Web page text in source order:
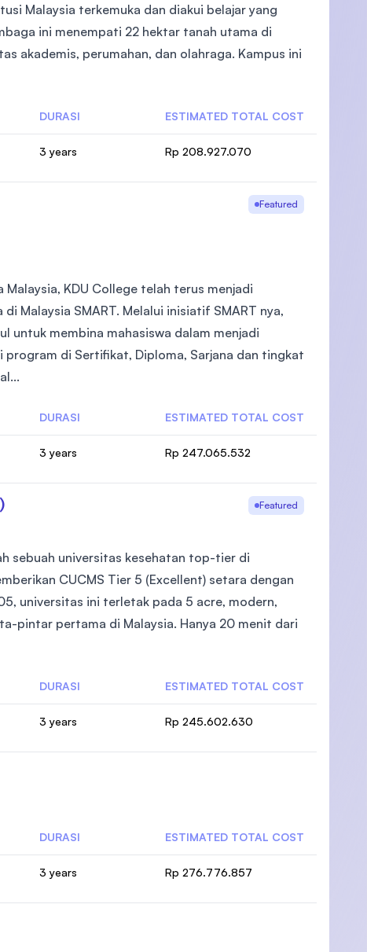
Malaysia terkemuka dan diakui belajar yang
ini menempati 22 hektar tanah utama di
akademis, perumahan, dan olahraga. Kampus ini
DURASI ESTIMATED TOTAL COST
3 years Rp 208.927.070
Featured
KDU College telah terus menjadi
Malaysia SMART. Melalui inisiatif SMART nya,
untuk membina mahasiswa dalam menjadi
program di Sertifikat, Diploma, Sarjana dan tingkat
DURASI ESTIMATED TOTAL COST
3 years Rp 247.065.532
Featured
sebuah universitas kesehatan top-tier di
CUCMS Tier 5 (Excellent) setara dengan
universitas ini terletak pada 5 acre, modern,
pintar pertama di Malaysia. Hanya 20 menit dari
DURASI ESTIMATED TOTAL COST
3 years Rp 245.602.630
DURASI ESTIMATED TOTAL COST
3 years Rp 276.776.857